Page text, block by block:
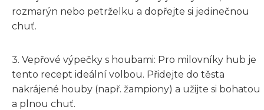
rozmarýn nebo petrželku a dopřejte si jedinečnou
chuť.
3. Vepřové výpečky s houbami: Pro milovníky hub je
tento recept ideální volbou. Přidejte do těsta
nakrájené houby (např. žampiony) a užijte si bohatou
a plnou chuť.